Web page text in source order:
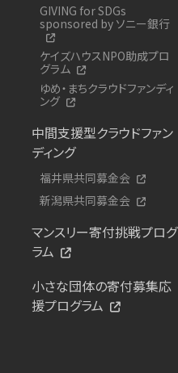
GIVING for SDGs
sponsored by ソニー銀行
ケイズハウスNPO助成プロ
グラム
ゆめ・まちクラウドファンディ
ング
中間支援型クラウドファン
ディング
福井県共同募金会
新潟県共同募金会
マンスリー寄付挑戦プログ
ラム
小さな団体の寄付募集応
援プログラム